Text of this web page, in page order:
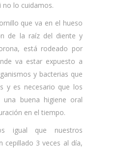
no lo cuidamos.
que va en el hueso
de la raíz del diente y
está rodeado por
va estar expuesto a
y bacterias que
y es necesario que los
una buena higiene oral
en el tiempo.
igual que nuestros
cepillado 3 veces al día,